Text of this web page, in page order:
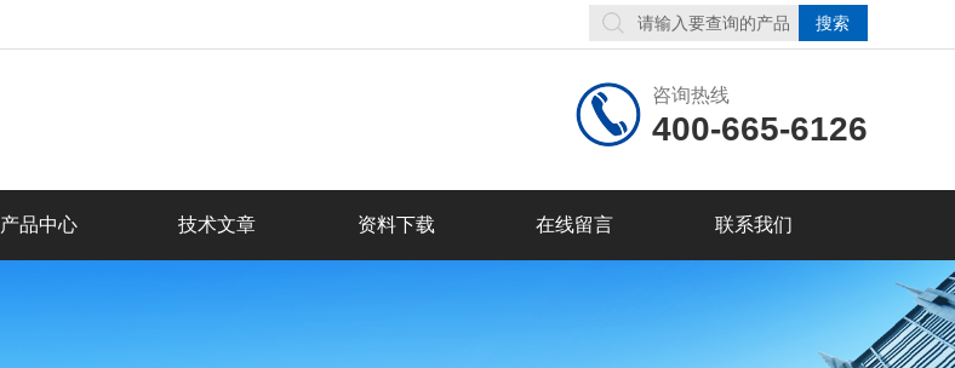
咨询热线
400-665-6126
产品中心 技术文章 资料下载 在线留言 联系我们